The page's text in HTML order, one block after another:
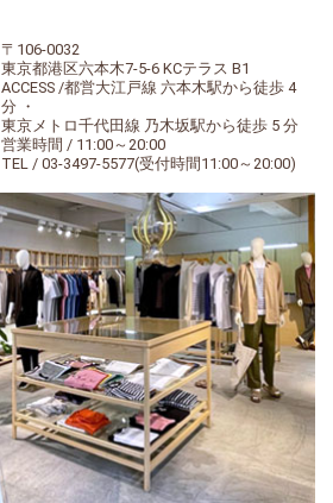
〒106-0032
東京都港区六本木7-5-6 KCテラス B1
ACCESS /都営大江戸線 六本木駅から徒歩 4
分 ・
東京メトロ千代田線 乃木坂駅から徒歩 5 分
営業時間 / 11:00～20:00
TEL / 03-3497-5577(受付時間11:00～20:00)